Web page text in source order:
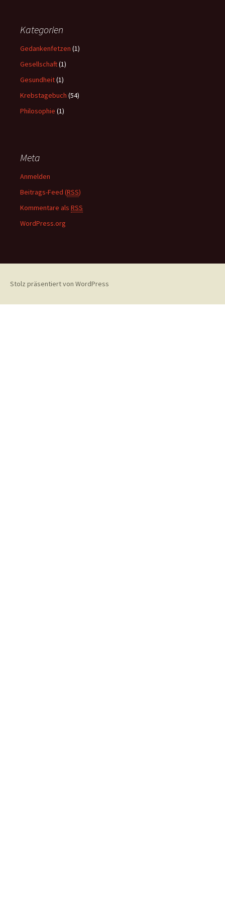
i
Kategorien
Gedankenfetzen (1)
Gesellschaft(1)
Gesundheit(1)
Krebstagebuch (54)
Philosophie (1)
Meta
Anmelden
Beitrags-Feed (RSS)
Kommentare als RSS
WordPress.org
Stolz präsentiert von WordPress